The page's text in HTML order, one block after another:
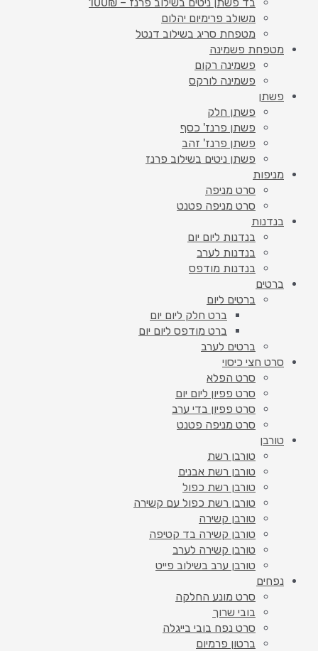
משולב פרימיום יהלום
מטפחת סריג בשילוב דנטל
מטפחת פשמינה
פשמינה רקום
פשמינה לורקס
פשתן
פשתן חלק
פשתן פרנז' כסף
פשתן פרנז' זהב
פשתן ניטים בשילוב פרנז
מניפות
סרט מניפה
סרט מניפה פטנט
בנדנות
בנדנות ליום יום
בנדנות לערב
בנדנות מודפס
ברטים
ברטים ליום
ברט חלק ליום יום
ברט מודפס ליום יום
ברטים לערב
סרט חצי כיסוי
סרט הפלא
סרט פפיון ליום יום
סרט פפיון בדי ערב
סרט מניפה פטנט
טורבן
טורבן רשת
טורבן רשת אבנים
טורבן רשת כפול
טורבן רשת כפול עם קשירה
טורבן קשירה
טורבן קשירה בד קטיפה
טורבן קשירה לערב
טורבן ערב בשילוב פייט
נפחים
סרט מונע החלקה
בובי שרוך
סרט נפח בובי בייגלה
ברטון פרמיום